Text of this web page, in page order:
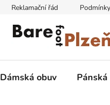
Reklamační řád
Dámská obuv